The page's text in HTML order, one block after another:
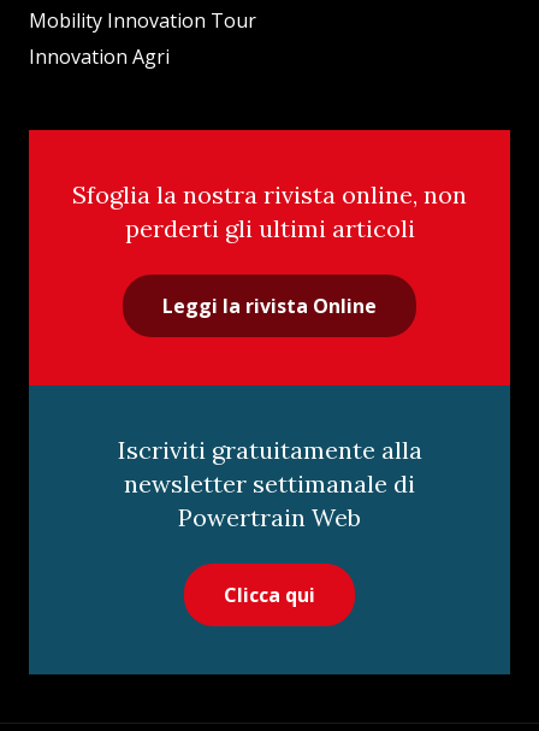
Mobility Innovation Tour
Innovation Agri
Sfoglia la nostra rivista online, non
perderti gli ultimi articoli
Leggi la rivista Online
Iscriviti gratuitamente alla
newsletter settimanale di
Powertrain Web
Clicca qui